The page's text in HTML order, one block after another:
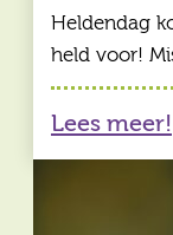
Heldendag
held voor!
Lees meer!